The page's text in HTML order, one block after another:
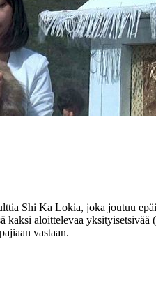
Shi Ka Lokia, joka joutuu
kaksi aloittelevaa yksityisetsivää (
vastaan.